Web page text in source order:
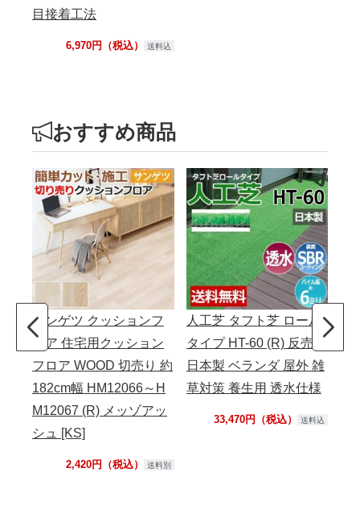
目接着工法
6,970円（税込） 送料込
おすすめ商品
サンゲツ クッションフ
ロア 住宅用クッション
フロア WOOD 切売り 約
182cm幅 HM12066～H
M12067 (R) メッゾアッ
シュ [KS]
2,420円（税込） 送料別
人工芝 タフト芝 ロール
タイプ HT-60 (R) 反売り
日本製 ベランダ 屋外 雑
草対策 養生用 透水仕様
33,470円（税込） 送料込